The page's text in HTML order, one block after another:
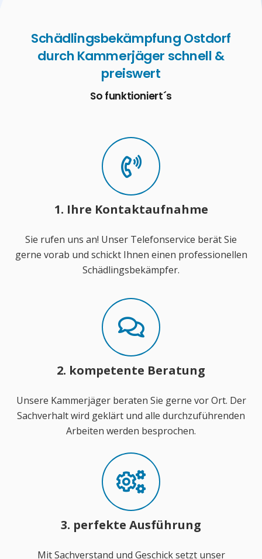
Schädlingsbekämpfung Ostdorf
durch Kammerjäger schnell &
preiswert
So funktioniert´s
1. Ihre Kontaktaufnahme
Sie rufen uns an! Unser Telefonservice berät Sie
gerne vorab und schickt Ihnen einen professionellen
Schädlingsbekämpfer.
2. kompetente Beratung
Unsere Kammerjäger beraten Sie gerne vor Ort. Der
Sachverhalt wird geklärt und alle durchzuführenden
Arbeiten werden besprochen.
3. perfekte Ausführung
Mit Sachverstand und Geschick setzt unser